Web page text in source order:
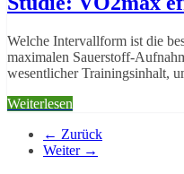
Welche Intervallform ist die
maximalen Sauerstoff-
wesentlicher Trainingsinhalt,
Weiterlesen
← Zurück
Weiter →